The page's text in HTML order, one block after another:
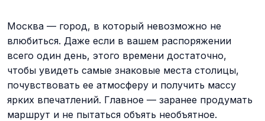
Москва — город, в который невозможно не
влюбиться. Даже если в вашем распоряжении
всего один день, этого времени достаточно,
чтобы увидеть самые знаковые места столицы,
почувствовать ее атмосферу и получить массу
ярких впечатлений. Главное — заранее продумать
маршрут и не пытаться объять необъятное.